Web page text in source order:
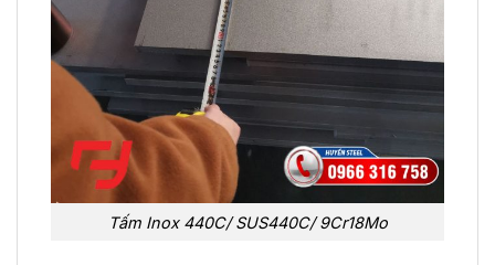
Tấm Inox 440C/ SUS440C/ 9Cr18Mo